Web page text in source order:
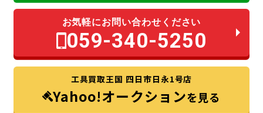
お気軽にお問い合わせください
059-340-5250
工具買取王国 四日市日永1号店
Yahoo!オークションを見る